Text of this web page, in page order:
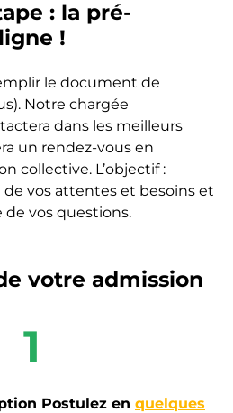
: la pré-
!
le document de
Notre chargée
dans les meilleurs
un rendez-vous en
collective. L’objectif :
vos attentes et besoins et
de vos questions.
votre admission
1
Postulez en quelques